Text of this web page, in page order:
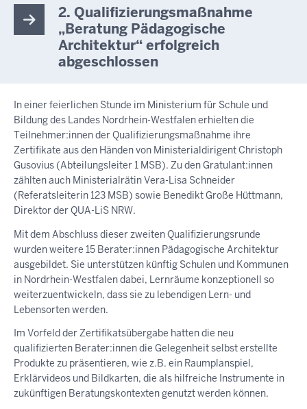
2. Qualifizierungsmaßnahme
„Beratung Pädagogische
Architektur“ erfolgreich
abgeschlossen
In einer feierlichen Stunde im Ministerium für Schule und
Bildung des Landes Nordrhein-Westfalen erhielten die
Teilnehmer:innen der Qualifizierungsmaßnahme ihre
Zertifikate aus den Händen von Ministerialdirigent Christoph
Gusovius (Abteilungsleiter 1 MSB). Zu den Gratulant:innen
zählten auch Ministerialrätin Vera-Lisa Schneider
(Referatsleiterin 123 MSB) sowie Benedikt Große Hüttmann,
Direktor der QUA-LiS NRW.
Mit dem Abschluss dieser zweiten Qualifizierungsrunde
wurden weitere 15 Berater:innen Pädagogische Architektur
ausgebildet. Sie unterstützen künftig Schulen und Kommunen
in Nordrhein-Westfalen dabei, Lernräume konzeptionell so
weiterzuentwickeln, dass sie zu lebendigen Lern- und
Lebensorten werden.
Im Vorfeld der Zertifikatsübergabe hatten die neu
qualifizierten Berater:innen die Gelegenheit selbst erstellte
Produkte zu präsentieren, wie z.B. ein Raumplanspiel,
Erklärvideos und Bildkarten, die als hilfreiche Instrumente in
zukünftigen Beratungskontexten genutzt werden können.